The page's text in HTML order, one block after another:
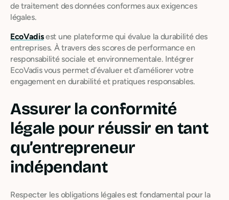
de traitement des données conformes aux exigences
légales.
EcoVadisest une plateforme qui évalue la durabilité des
entreprises. À travers des scores de performance en
responsabilité sociale et environnementale. Intégrer
EcoVadis vous permet d’évaluer et d’améliorer votre
engagement en durabilité et pratiques responsables.
Assurer la conformité
légale pour réussir en tant
qu’entrepreneur
indépendant
Respecter les obligations légales est fondamental pour la